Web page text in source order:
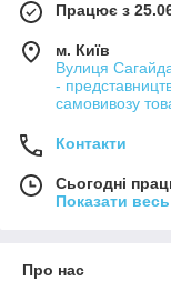
Працює з
м. Київ
Вулиця
-
самовивозу
Контакти
Сьогодні
Показати
Про нас